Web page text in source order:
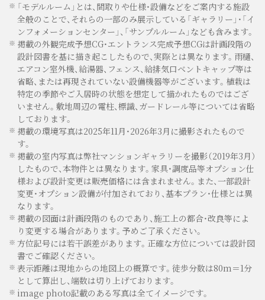
※ 「モデルルーム」とは、間取りや仕様・設備などをご案内する施設
全般のことで、それらの一部のみ展示している「ギャラリー」・「イ
ンフォメーションセンター」、「サンプルルーム」なども含みます。
※ 掲載の外観完成予想CG・エントランス完成予想CGは計画段階の
設計図書を基に描き起こしたもので、実際とは異なります。雨樋、
エアコン室外機、給湯器、フェンス、給排気口ベントキャップ等は
省略、または再現されていない設備機器等がございます。植栽は
特定の季節やご入居時の状態を想定して描かれたものではござ
いません。敷地周辺の電柱、標識、ガードレール等については省略
しております。
※ 掲載の環境写真は2025年11月・2026年3月に撮影されたもので
す。
※ 掲載の室内写真は弊社マンションギャラリーを撮影（2019年3月）
したもので、本物件とは異なります。家具・調度品等オプション仕
様および設計変更は販売価格には含まれません。また、一部設計
変更・オプション設備が付加されており、基本プラン・仕様とは異
なります。
※ 掲載の図面は計画段階のものであり、施工上の都合・改良等によ
り変更する場合があります。予めご了承ください。
※ 方位記号には若干誤差があります。正確な方位については設計図
書でご確認ください。
※ 表示距離は現地からの地図上の概算です。徒歩分数は80m＝1分
として算出し、端数は切り上げております。
※ image photo記載のある写真は全てイメージです。